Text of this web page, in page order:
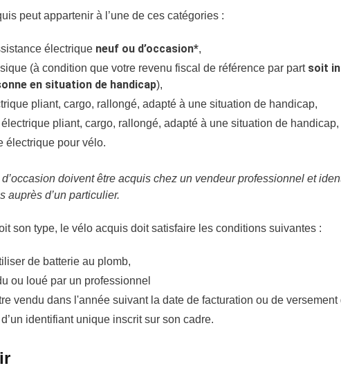
peut appartenir à l’une de ces catégories :
électrique neuf ou d’occasion*,
(à condition que votre revenu fiscal de référence par part soit
en situation de handicap),
pliant, cargo, rallongé, adapté à une situation de handicap,
pliant, cargo, rallongé, adapté à une situation de handicap,
électrique pour vélo.
doivent être acquis chez un vendeur professionnel et
auprès d’un particulier.
son type, le vélo acquis doit satisfaire les conditions suivantes :
de batterie au plomb,
ou loué par un professionnel
vendu dans l'année suivant la date de facturation ou de versement
identifiant unique inscrit sur son cadre.